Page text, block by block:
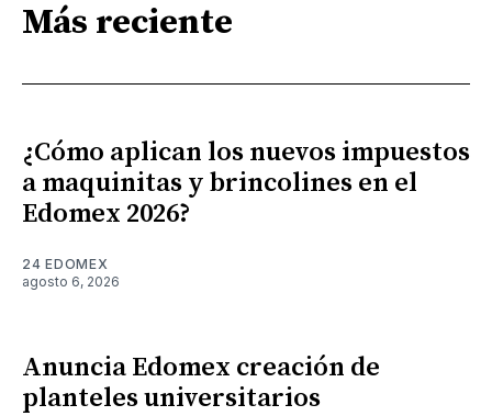
Más reciente
¿Cómo aplican los nuevos impuestos
a maquinitas y brincolines en el
Edomex 2026?
24 EDOMEX
agosto 6, 2026
Anuncia Edomex creación de
planteles universitarios